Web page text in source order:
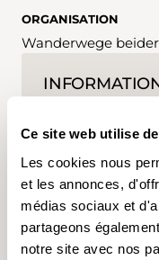
Ce site web utilise
Les cookies nous
et les annonces,
médias sociaux et
partageons
notre site avec nos
ORGANISATION
Wanderwege
Informations